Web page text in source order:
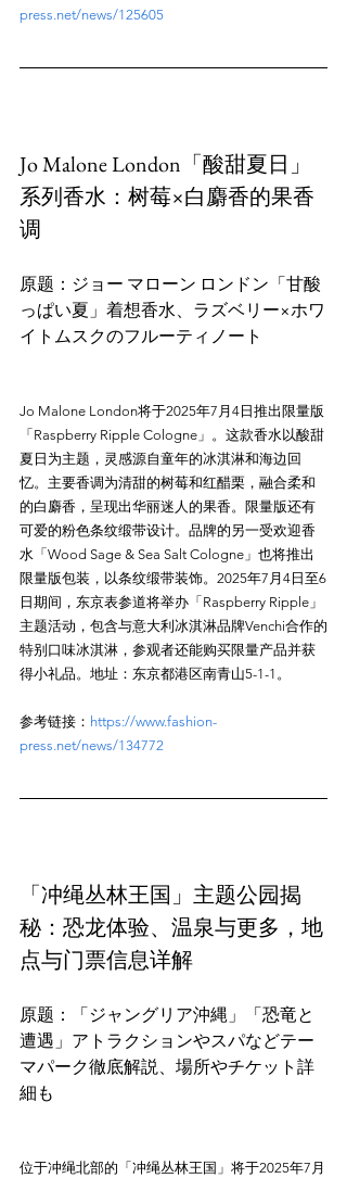
press.net/news/125605
Jo Malone London「酸甜夏日」
系列香水：树莓×白麝香的果香
调
原题：ジョー マローン ロンドン「甘酸
っぱい夏」着想香水、ラズベリー×ホワ
Jo Malone London将于2025年7月4日推出限量版
「Raspberry Ripple Cologne」。这款香水以酸甜
夏日为主题，灵感源自童年的冰淇淋和海边回
忆。主要香调为清甜的树莓和红醋栗，融合柔和
的白麝香，呈现出华丽迷人的果香。限量版还有
可爱的粉色条纹缎带设计。品牌的另一受欢迎香
水「Wood Sage & Sea Salt Cologne」也将推出
限量版包装，以条纹缎带装饰。2025年7月4日至6
日期间，东京表参道将举办「Raspberry Ripple」
主题活动，包含与意大利冰淇淋品牌Venchi合作的
特别口味冰淇淋，参观者还能购买限量产品并获
参考链接： https://www.fashion-
press.net/news/134772
「冲绳丛林王国」主题公园揭
秘：恐龙体验、温泉与更多，地
点与门票信息详解
原题：「ジャングリア沖縄」「恐竜と
遭遇」アトラクションやスパなどテー
マパーク徹底解説、場所やチケット詳
位于冲绳北部的「冲绳丛林王国」将于2025年7月